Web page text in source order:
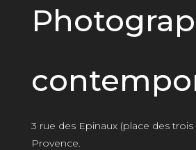
3 rue des Epinaux (place des
Provence.